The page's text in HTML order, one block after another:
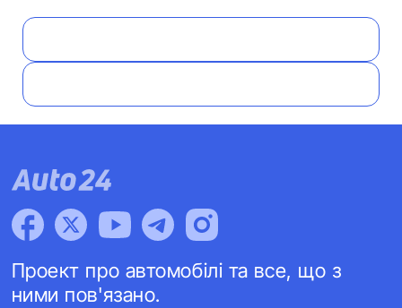
Проект про автомобілі та все, що з
ними пов'язано.